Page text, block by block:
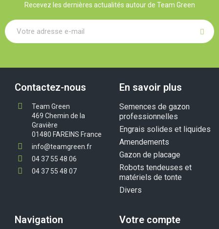
Recevez les dernières actualités autour de Team Green
Contactez-nous
Team Green
469 Chemin de la
Gravière
01480 FAREINS France
info@teamgreen.fr
04 37 55 48 06
04 37 55 48 07
En savoir plus
Semences de gazon
professionnelles
Engrais solides et liquides
Amendements
Gazon de placage
Robots tendeuses et
matériels de tonte
Divers
Navigation Votre compte